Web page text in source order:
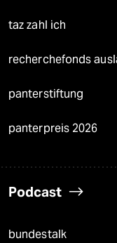
taz zahl ich
recherchefonds
panterstiftung
panterpreis 2026
Podcast
bundestalk